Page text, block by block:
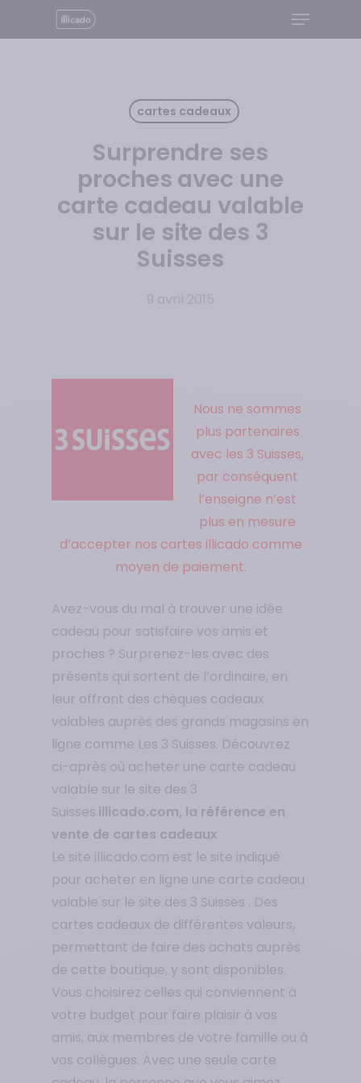
Menu
cartes cadeaux
Surprendre ses
proches avec une
carte cadeau valable
sur le site des 3
Suisses
9 avril 2015
Nous ne sommes
plus partenaires
avec les 3 Suisses,
par conséquent
l’enseigne n’est
plus en mesure
d’accepter nos cartes illicado comme
moyen de paiement.
Avez-vous du mal à trouver une idée
cadeau pour satisfaire vos amis et
proches ? Surprenez-les avec des
présents qui sortent de l’ordinaire, en
leur offrant des chèques cadeaux
valables auprès des grands magasins en
ligne comme Les 3 Suisses. Découvrez
ci-après où acheter une carte cadeau
valable sur le site des 3
Suisses.illicado.com, la référence en
vente de cartes cadeaux
Le site illicado.com est le site indiqué
pour acheter en ligne une carte cadeau
valable sur le site des 3 Suisses . Des
cartes cadeaux de différentes valeurs,
permettant de faire des achats auprès
de cette boutique, y sont disponibles.
Vous choisirez celles qui conviennent à
votre budget pour faire plaisir à vos
amis, aux membres de votre famille ou à
vos collègues. Avec une seule carte